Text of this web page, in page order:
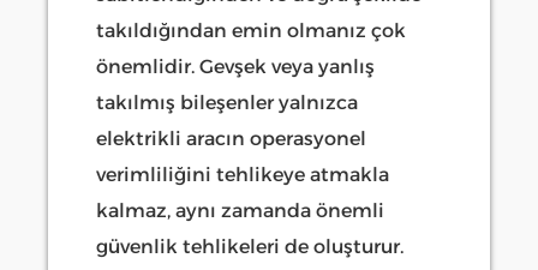
takıldığından emin olmanız çok
önemlidir. Gevşek veya yanlış
takılmış bileşenler yalnızca
elektrikli aracın operasyonel
verimliliğini tehlikeye atmakla
kalmaz, aynı zamanda önemli
güvenlik tehlikeleri de oluşturur.